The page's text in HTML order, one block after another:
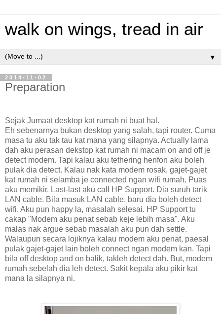
walk on wings, tread in air
▼
2014-11-02
Preparation
Sejak Jumaat desktop kat rumah ni buat hal.
Eh sebenarnya bukan desktop yang salah, tapi router. Cuma
masa tu aku tak tau kat mana yang silapnya. Actually lama
dah aku perasan dekstop kat rumah ni macam on and off je
detect modem. Tapi kalau aku tethering henfon aku boleh
pulak dia detect. Kalau nak kata modem rosak, gajet-gajet
kat rumah ni selamba je connected ngan wifi rumah. Puas
aku memikir. Last-last aku call HP Support. Dia suruh tarik
LAN cable. Bila masuk LAN cable, baru dia boleh detect
wifi. Aku pun happy la, masalah selesai. HP Support tu
cakap "Modem aku penat sebab keje lebih masa". Aku
malas nak argue sebab masalah aku pun dah settle.
Walaupun secara lojiknya kalau modem aku penat, paesal
pulak gajet-gajet lain boleh connect ngan modem kan. Tapi
bila off desktop and on balik, takleh detect dah. But, modem
rumah sebelah dia leh detect. Sakit kepala aku pikir kat
mana la silapnya ni.